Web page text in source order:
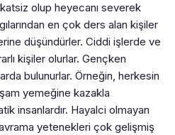
olup heyecanı severek
en çok ders alan kişiler
düşündürler. Ciddi işlerde ve
kişiler olurlar. Gençken
bulunurlar. Örneğin, herkesin
yemeğine kazakla
insanlardır. Hayalci olmayan
yetenekleri çok gelişmiş